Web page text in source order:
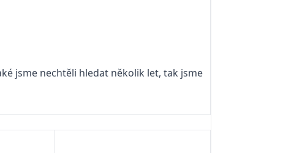
jsme nechtěli hledat několik let, tak jsme